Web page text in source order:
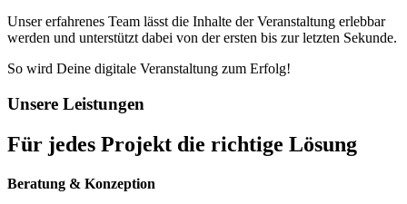
Unser erfahrenes Team lässt die Inhalte der Veranstaltung erlebbar
werden und unterstützt dabei von der ersten bis zur letzten Sekunde.
So wird Deine digitale Veranstaltung zum Erfolg!
Unsere Leistungen
Für jedes Projekt die richtige Lösung
Beratung & Konzeption